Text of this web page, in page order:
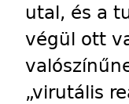
utal, és a
végül ott
„virutális